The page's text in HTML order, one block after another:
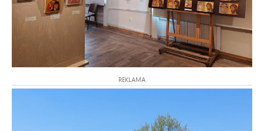
REKLAMA